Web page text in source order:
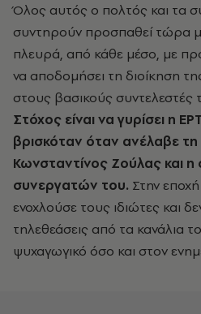
Όλος αυτός ο πολτός και τα
συντηρούν προσπαθεί τώρα
πλευρά, από κάθε μέσο, με
να αποδομήσει τη διοίκηση
στους βασικούς συντελεστές
Στόχος είναι να γυρίσει η
βρισκόταν όταν ανέλαβε τη
Κωνσταντίνος Ζούλας και
συνεργατών του. Στην
ενοχλούσε τους ιδιώτες και
τηλεθεάσεις από τα κανάλια
ψυχαγωγικό όσο και στον